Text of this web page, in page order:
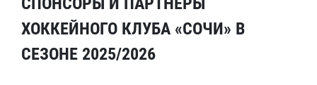
ХОККЕЙНОГО КЛУБА «СОЧИ» В
СЕЗОНЕ 2025/2026